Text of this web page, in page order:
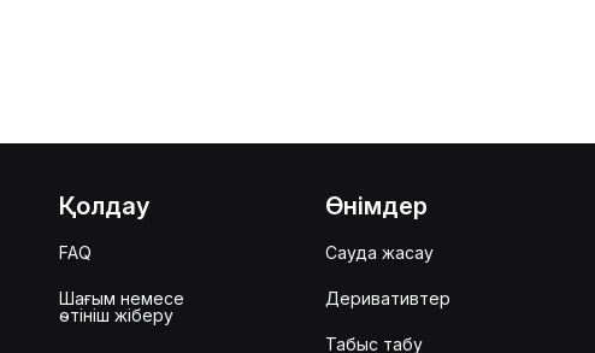
Қолдау
FAQ
Шағым немесе
өтініш жіберу
Өнімдер
Сауда жасау
Деривативтер
Табыс табу